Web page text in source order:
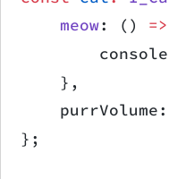
    meow
: () =>
    },
    purrVolume:
};